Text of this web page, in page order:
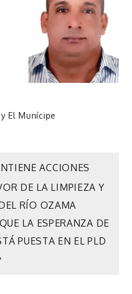
El Munícipe
ACCIONES
DE LA LIMPIEZA Y
RÍO OZAMA
LA ESPERANZA DE
PUESTA EN EL PLD